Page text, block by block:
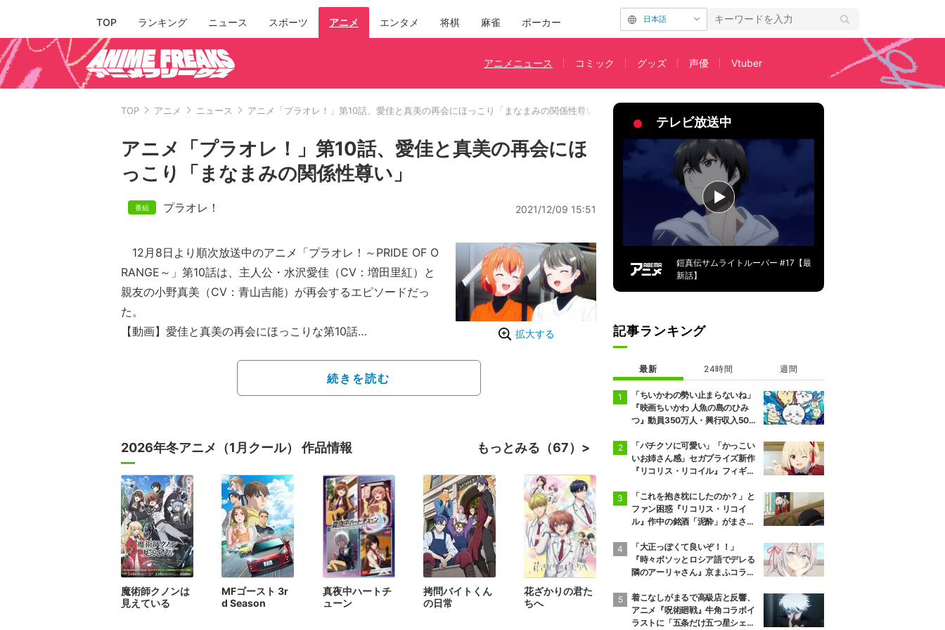
TOP ランキング ニュース スポーツ アニメ エンタメ 将棋 麻雀 ポーカー 日本語
アニメニュース コミック グッズ 声優 Vtuber
TOP アニメ ニュース アニメ「プラオレ！」第10話、愛佳と真美の再会にほっこり「まなまみの関係性尊い」
アニメ「プラオレ！」第10話、愛佳と真美の再会にほ
っこり「まなまみの関係性尊い」
プラオレ！ 2021/12/09 15:51
拡大する
12月8日より順次放送中のアニメ「プラオレ！～PRIDE OF O
RANGE～」第10話は、主人公・水沢愛佳（CV：増田里紅）と
親友の小野真美（CV：青山吉能）が再会するエピソードだっ
た。
【動画】愛佳と真美の再会にほっこりな第10話
ーエージェントのアニメ事業本部と、合同会社EXNOAが運営す
る「DMM GAMES」との共同メディアミックスプロジェクト。
続きを読む
2026年冬アニメ（1月クール） 作品情報 もっとみる（67）
魔術師クノンは
見えている
MFゴースト 3r
d Season
真夜中ハートチ
ューン
拷問バイトくん
の日常
花ざかりの君た
ちへ
テレビ放送中
鎧真伝サムライトルーパー #17【最
新話】
記事ランキング
最新 24時間 週間
「ちいかわの勢い止まらないね」
『映画ちいかわ 人魚の島のひみ
つ』動員350万人・興行収入50億
「バチクソに可愛い」「かっこい
いお姉さん感」セガプライズ新作
『リコリス・リコイル』フィギュ
「これを抱き枕にしたのか？」と
ファン困惑『リコリス・リコイ
ル』作中の銘酒「泥酔」がまさか
「大正っぽくて良いぞ！！」
『時々ボソッとロシア語でデレる
隣のアーリャさん』京まふコラボ
着こなしがまるで高級店と反響、
アニメ『呪術廻戦』牛角コラボイ
ラストに「五条だけ五つ星シェ